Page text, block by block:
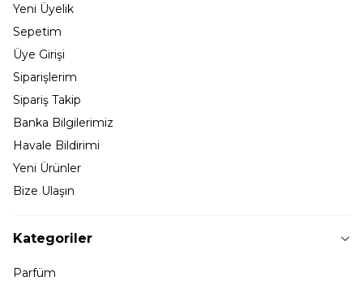
Yeni Üyelik
Sepetim
Üye Girişi
Siparişlerim
Sipariş Takip
Banka Bilgilerimiz
Havale Bildirimi
Yeni Ürünler
Bize Ulaşın
Kategoriler
Parfüm